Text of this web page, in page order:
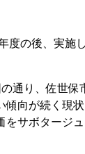
度の後、実施し
通り、佐世保
傾向が続く現状
サボタージュ